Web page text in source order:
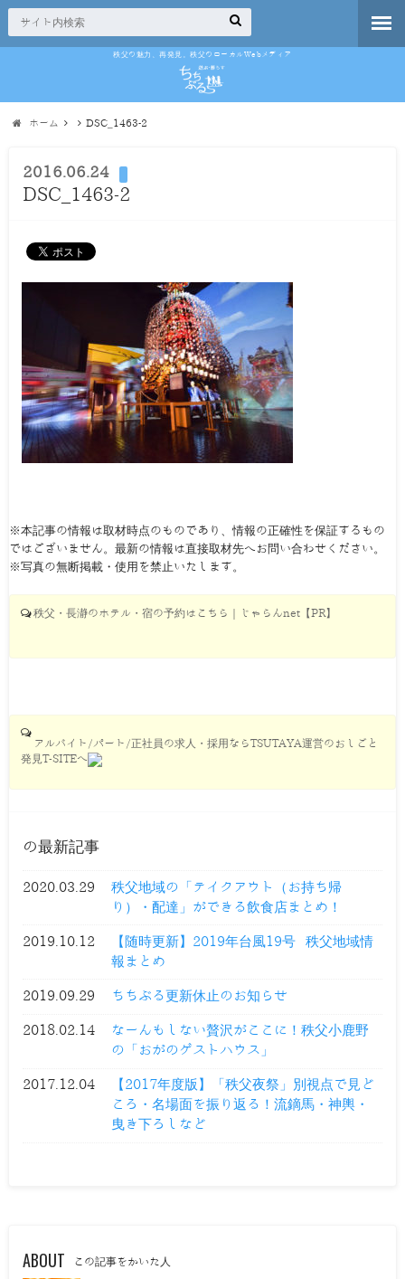
秩父の魅力、再発見。秩父のローカルWebメディア
ホーム DSC_1463-2
2016.06.24
DSC_1463-2
※本記事の情報は取材時点のものであり、情報の正確性を保証するもの
ではございません。最新の情報は直接取材先へお問い合わせください。
※写真の無断掲載・使用を禁止いたします。
秩父・長瀞のホテル・宿の予約はこちら｜じゃらんnet【PR】
アルバイト/パート/正社員の求人・採用ならTSUTAYA運営のおしごと
発見T-SITEへ
の最新記事
2020.03.29
秩父地域の「テイクアウト（お持ち帰
り）・配達」ができる飲食店まとめ！
2019.10.12
【随時更新】2019年台風19号 秩父地域情
報まとめ
2019.09.29 ちちぶる更新休止のお知らせ
2018.02.14
なーんもしない贅沢がここに！秩父小鹿野
の「おがのゲストハウス」
2017.12.04
【2017年度版】「秩父夜祭」別視点で見ど
ころ・名場面を振り返る！流鏑馬・神輿・
曳き下ろしなど
ABOUT この記事をかいた人